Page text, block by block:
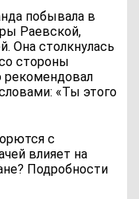
побывала в
Раевской,
Она столкнулась
стороны
рекомендовал
«Ты этого
с
влияет на
Подробности